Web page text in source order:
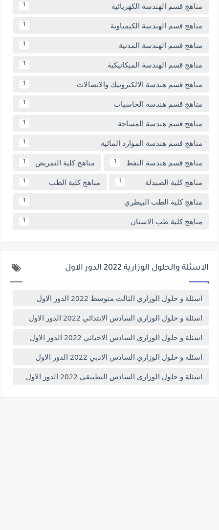
مناهج قسم الهندسة الكهربائية 1
مناهج قسم الهندسة الكيمياوية 1
مناهج قسم الهندسة المدنية 1
مناهج قسم الهندسة الميكانيكية 1
مناهج قسم هندسة الالكترونيك والاتصالات 1
مناهج قسم هندسة الحاسبات 1
مناهج قسم هندسة المساحة 1
مناهج قسم هندسة الموارد المائية 1
مناهج قسم هندسة النفط 1 مناهج كلية التمريض 1
مناهج كلية الصيدلة 1 مناهج كلية الطب 1
مناهج كلية الطب البيطري 1
مناهج كلية طب الاسنان 1
الاسئلة والحلول الوزارية 2022 الدور الاول
اسئلة و حلول الوزاري الثالث متوسط 2022 الدور الاول
اسئلة و حلول الوزاري السادس الابتدائي 2022 الدور الاول
اسئلة و حلول الوزاري السادس الاحيائي 2022 الدور الاول
اسئلة و حلول الوزاري السادس الادبي 2022 الدور الاول
اسئلة و حلول الوزاري السادس التطبيقي 2022 الدور الاول